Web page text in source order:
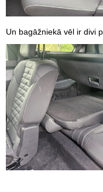
Un bagāžniekā vēl ir divi